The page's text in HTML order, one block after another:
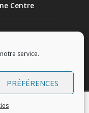
service.
PRÉFÉRENCES
Centre
Bords de